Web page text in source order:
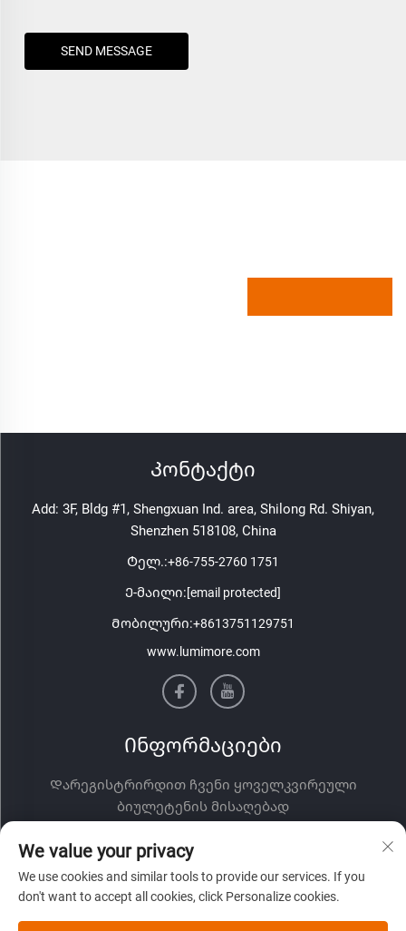
SEND MESSAGE
Კონტაქტი
Add: 3F, Bldg #1, Shengxuan Ind. area, Shilong Rd. Shiyan,
Shenzhen 518108, China
Ტელ.:+86-755-2760 1751
Ე-მაილი:[email protected]
Მობილური:+8613751129751
www.lumimore.com
Ინფორმაციები
Დარეგისტრირდით ჩვენი ყოველკვირეული
ბიულეტენის მისაღებად
We value your privacy
We use cookies and similar tools to provide our services. If you
don't want to accept all cookies, click Personalize cookies.